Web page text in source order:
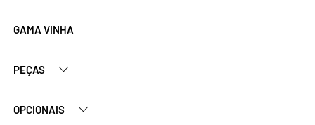
GAMA VINHA
PEÇAS
OPCIONAIS